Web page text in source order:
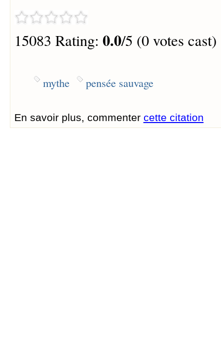
15083 Rating: 0.0/5 (0 votes cast)
mythe pensée sauvage
En savoir plus, commenter cette citation